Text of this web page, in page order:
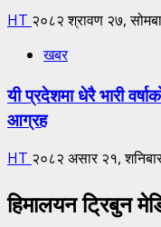
HT २०८२ श्रावण २७,
खबर
यी प्रदेशमा धेरै भारी
आग्रह
HT २०८२ असार २१,
हिमालयन ट्रिबुन